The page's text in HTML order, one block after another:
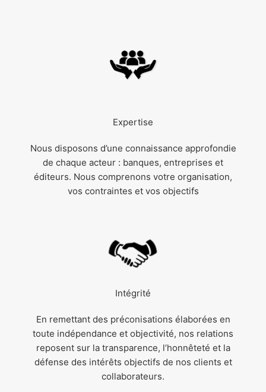
Expertise
Nous disposons d’une connaissance approfondie
de chaque acteur : banques, entreprises et
éditeurs. Nous comprenons votre organisation,
vos contraintes et vos objectifs
Intégrité
En remettant des préconisations élaborées en
toute indépendance et objectivité, nos relations
reposent sur la transparence, l’honnêteté et la
défense des intérêts objectifs de nos clients et
collaborateurs.